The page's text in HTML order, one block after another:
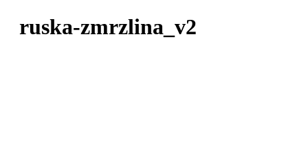
ruska-zmrzlina_v2